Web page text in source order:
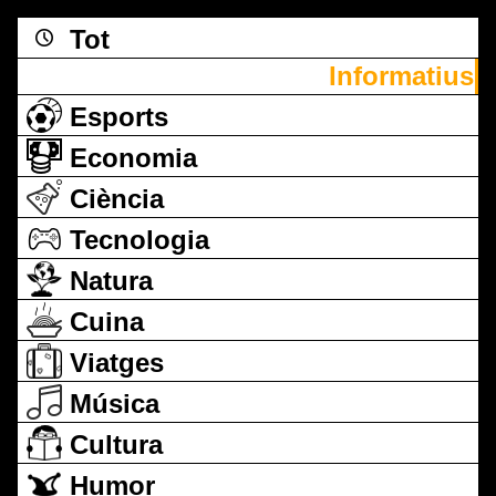
Tot
Informatius
Esports
Economia
Ciència
Tecnologia
Natura
Cuina
Viatges
Música
Cultura
Humor